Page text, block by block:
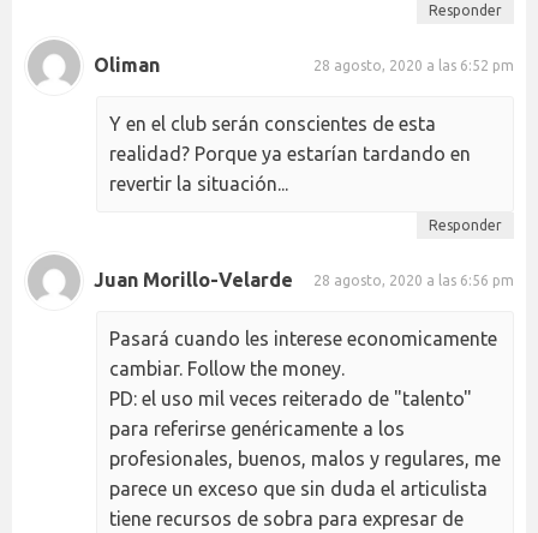
Responder
Oliman 28 agosto, 2020 a las 6:52 pm
Y en el club serán conscientes de esta
realidad? Porque ya estarían tardando en
revertir la situación...
Responder
Juan Morillo-Velarde 28 agosto, 2020 a las 6:56 pm
Pasará cuando les interese economicamente
cambiar. Follow the money.
PD: el uso mil veces reiterado de "talento"
para referirse genéricamente a los
profesionales, buenos, malos y regulares, me
parece un exceso que sin duda el articulista
tiene recursos de sobra para expresar de